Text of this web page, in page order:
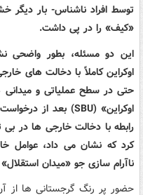
توسط افراد ناشناس- بار دیگر
«کیف» را در پی داشت.
این دو مسئله، بطور واضحی
اوکراین کاملاً با دخالت های
حتی در سطح عملیاتی و میدانی
اوکراین» (SBU) بعد از درخواست
رابطه با دخالت خارجی ها در
کرد که نشان می داد، عوامل
ناآرام سازی جو «میدان
حضور پر رنگ گرجستانی ها